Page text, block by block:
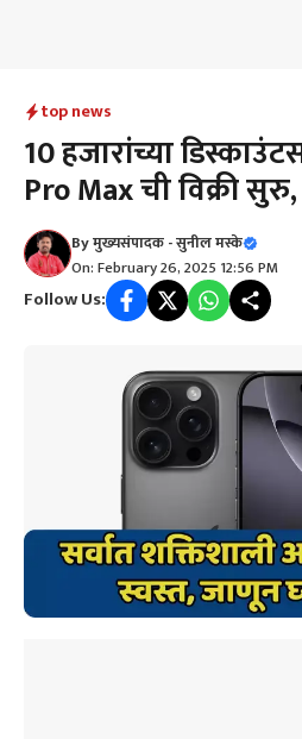
top news
10 हजारांच्या
Pro Max ची विक्री
Byमुख्यसंपादक - सुनील मस्के
On: February 26, 2025 12:56 PM
Follow Us: